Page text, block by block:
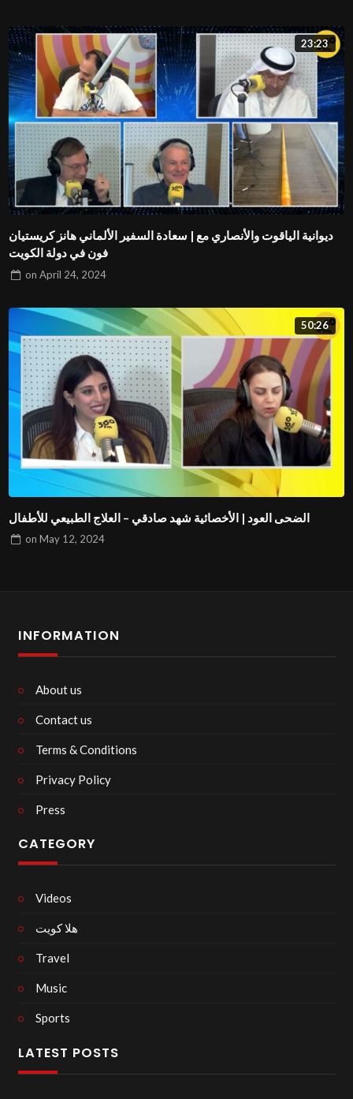
23:23
ديوانية الياقوت والأنصاري مع | سعادة السفير الألماني هانز كريستيان
فون في دولة الكويت
onApril 24, 2024
50:26
الضحى العود | الأخصائية شهد صادقي – العلاج الطبيعي للأطفال
onMay 12, 2024
INFORMATION
About us
Contact us
Terms & Conditions
Privacy Policy
Press
CATEGORY
Videos
هلا كويت
Travel
Music
Sports
LATEST POSTS